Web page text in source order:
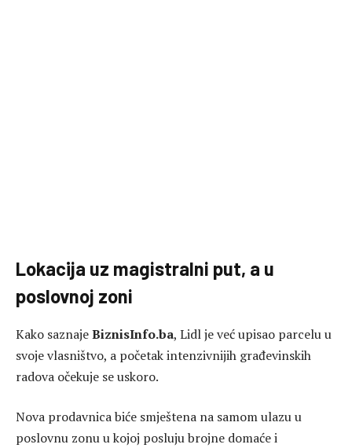
Lokacija uz magistralni put, a u
poslovnoj zoni
Kako saznajeBiznisInfo.ba, Lidl je već upisao parcelu u
svoje vlasništvo, a početak intenzivnijih građevinskih
radova očekuje se uskoro.
Nova prodavnica biće smještena na samom ulazu u
poslovnu zonu u kojoj posluju brojne domaće i